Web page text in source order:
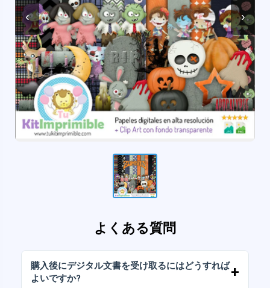
‹ ›
よくある質問
購入後にデジタル文書を受け取るにはどうすれば
よいですか?